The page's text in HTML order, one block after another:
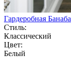
Гардеробная Банаба
Стиль:
Классический
Цвет:
Белый